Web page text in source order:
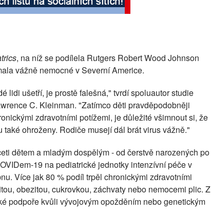
, na níž se podílela Rutgers Robert Wood Johnson
vážně nemocné v Severní Americe.
lidi ušetří, je prostě falešná," tvrdí spoluautor studie
C. Kleinman. "Zatímco děti pravděpodobněji
zdravotními potížemi, je důležité všimnout si, že
ohroženy. Rodiče musejí dál brát virus vážně."
dětem a mladým dospělým - od čerstvě narozených po
19 na pediatrické jednotky intenzívní péče v
Více jak 80 % podíl trpěl chronickými zdravotními
obezitou, cukrovkou, záchvaty nebo nemocemi plic. Z
podpoře kvůli vývojovým opožděním nebo genetickým